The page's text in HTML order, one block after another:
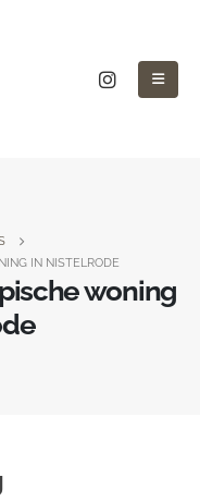
IN NISTELRODE
woning